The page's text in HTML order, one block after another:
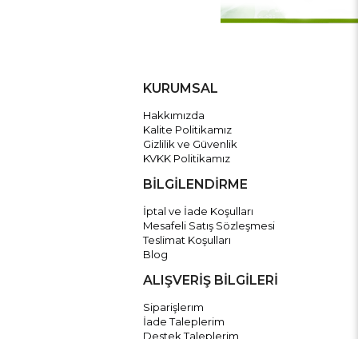
KURUMSAL
Hakkımızda
Kalite Politikamız
Gizlilik ve Güvenlik
KVKK Politikamız
BİLGİLENDİRME
İptal ve İade Koşulları
Mesafeli Satış Sözleşmesi
Teslimat Koşulları
Blog
ALIŞVERİŞ BİLGİLERİ
Siparişlerım
İade Taleplerim
Destek Taleplerim